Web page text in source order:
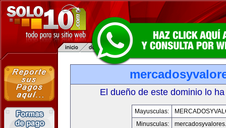
El dueño de este dominio lo
Mayusculas:
Minusculas: